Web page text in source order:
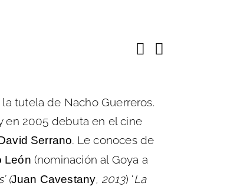
tutela de Nacho Guerreros.
en 2005 debuta en el cine
Serrano. Le conoces de
León (nominación al Goya a
(Juan Cavestany, 2013) ‘La